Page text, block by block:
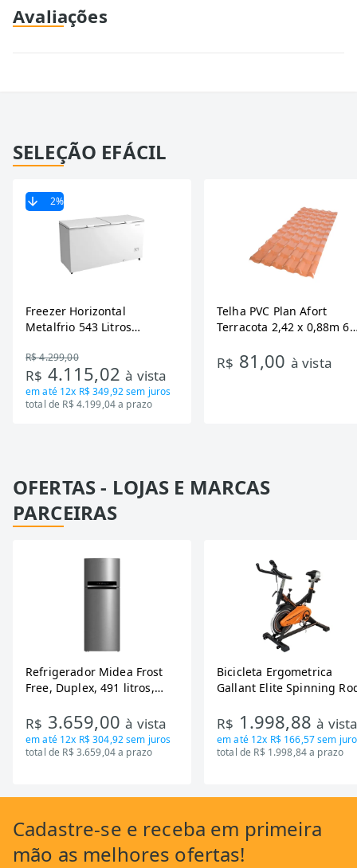
Avaliações
SELEÇÃO EFÁCIL
2%
Freezer Horizontal
Metalfrio 543 Litros
Tecnologia Inverter, Branco,
Bivolt
R$ 4.299,00
R$ 4.115,02à vista
em até 12x R$ 349,92sem juros
total de R$ 4.199,04 a prazo
Telha PVC Plan Afort
Terracota 2,42 x 0,88m 6
R$ 81,00 à vista
OFERTAS - LOJAS E MARCAS
PARCEIRAS
Refrigerador Midea Frost
Free, Duplex, 491 litros,
RT650EVK463)
R$ 3.659,00à vista
em até 12x R$ 304,92sem juros
total de R$ 3.659,04 a prazo
Bicicleta Ergometrica
Gallant Elite Spinning
Mecanica GSB13HBTA-PT
R$ 1.998,88à
em até 12x R$ 166,57sem
total de R$ 1.998,84 a prazo
Cadastre-se e receba em primeira
mão as melhores ofertas!